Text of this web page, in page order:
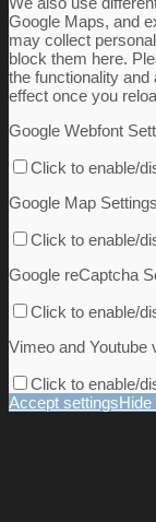
Google Maps, and
may collect
block them here.
the functionality
effect once you
Google Webfont
Click to enable/
Google Map
Click to enable/
Google reCaptcha
Click to enable/
Vimeo and Youtube
Click to enable/
Accept settingsHide